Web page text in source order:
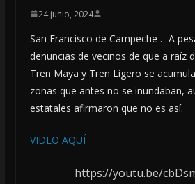
24 junio, 2024
San Francisco de Campeche .- A
denuncias de vecinos de que a raíz
Tren Maya y Tren Ligero se
zonas que antes no se inundaban,
estatales afirmaron que no es así.
VIDEO AQUÍ
https://youtu.be/